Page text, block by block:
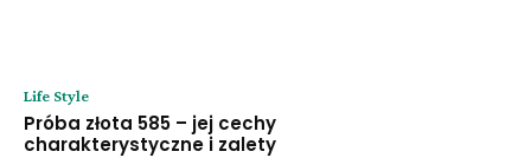
Life Style
Próba złota 585 – jej cechy
charakterystyczne i zalety